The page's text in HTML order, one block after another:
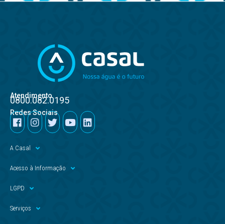
Atendimento
0800.082.0195
Redes Sociais
A Casal
Acesso à Informação
LGPD
Serviços